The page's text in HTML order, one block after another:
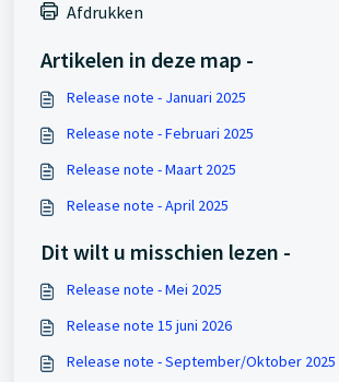
Afdrukken
Artikelen in deze map -
Release note - Januari 2025
Release note - Februari 2025
Release note - Maart 2025
Release note - April 2025
Dit wilt u misschien lezen -
Release note - Mei 2025
Release note 15 juni 2026
Release note - September/Oktober 2025